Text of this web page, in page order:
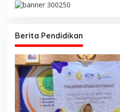
Berita Pendidikan